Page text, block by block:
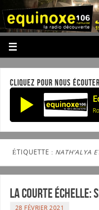
CLIQUEZ POUR NOUS
ÉTIQUETTE : NATH’ALYA
La courte échelle:
28 FÉVRIER 2021